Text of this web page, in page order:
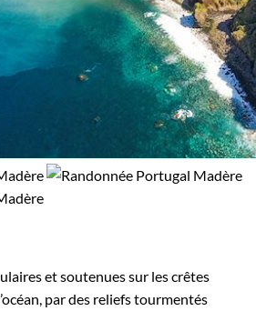
et soutenues sur les crêtes
par des reliefs tourmentés